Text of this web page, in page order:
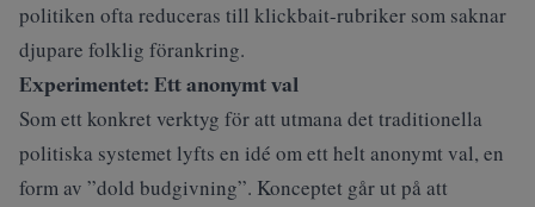
politiken ofta reduceras till klickbait-rubriker som saknar
djupare folklig förankring.
Experimentet: Ett anonymt val
Som ett konkret verktyg för att utmana det traditionella
politiska systemet lyfts en idé om ett helt anonymt val, en
form av ”dold budgivning”. Konceptet går ut på att